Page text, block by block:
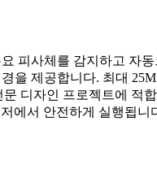
피사체를 감지하고 자
을 제공합니다. 최대
디자인 프로젝트에
에서 안전하게 실행됩니